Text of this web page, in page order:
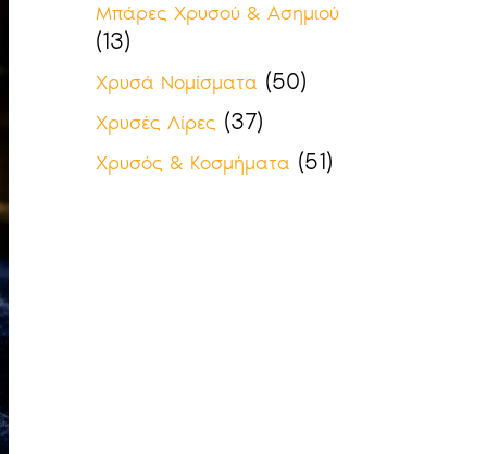
Μπάρες Χρυσού & Ασημιού
(13)
Χρυσά Νομίσματα (50)
Χρυσές Λίρες (37)
Χρυσός & Κοσμήματα (51)